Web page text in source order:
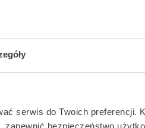
serwis do Twoich preferencji.
bezpieczeństwo
przyjemnie i czysto.